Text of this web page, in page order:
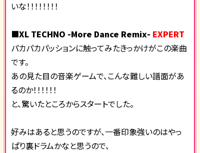
いな！！！！！！！！
■XL TECHNO -More Dance Remix- EXPERT
パカパカパッションに触ってみたきっかけがこの楽曲
です。
あの見た目の音楽ゲームで、こんな難しい譜面があ
るのか！！！！！！
と、驚いたところからスタートでした。
好みはあると思うのですが、一番印象強いのはやっ
ぱり裏ドラムかなと思うので、